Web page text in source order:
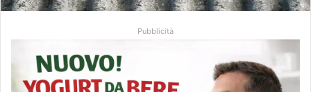
Pubblicità